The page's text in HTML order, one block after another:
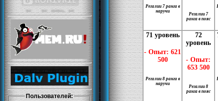
Пользователей:
Регалии 7 ранга в
наручи
Регалии 7
ранга в пояс
71 уровень
- Опыт: 621
500
Регалии 8 ранга в
наручи
72
уровень
- Опыт:
653 500
Регалии 8
ранга в пояс